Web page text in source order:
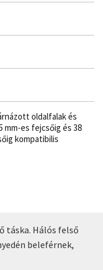
oldalfalak és
mm-es fejcsőig és 38
kompatibilis
táska. Hálós felső
beleférnek,